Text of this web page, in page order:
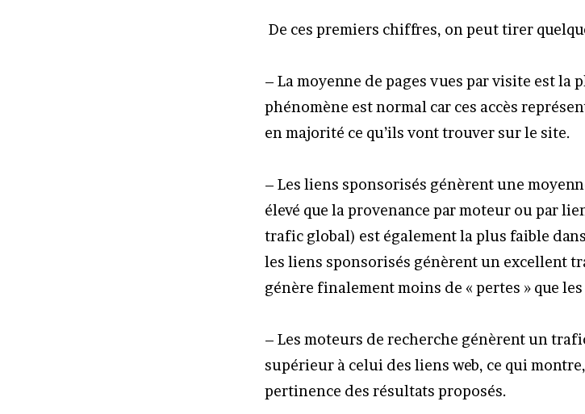
De ces premiers chiffres, on peut tirer
– La moyenne de pages vues par visite est la
phénomène est normal car ces accès
en majorité ce qu’ils vont trouver sur le site.
– Les liens sponsorisés génèrent une
élevé que la provenance par moteur ou par
trafic global) est également la plus faible
les liens sponsorisés génèrent un excellent
génère finalement moins de « pertes » que
– Les moteurs de recherche génèrent un
supérieur à celui des liens web, ce qui
pertinence des résultats proposés.